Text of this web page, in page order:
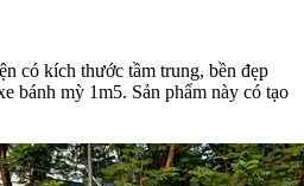
có kích thước tầm trung, bền đẹp
bánh mỳ 1m5. Sản phẩm này có tạo